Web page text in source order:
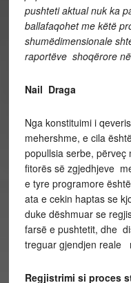
pushteti aktual nuk ka
ballafaqohet me këtë
shumëdimensionale
raportëve shoqërore
Nail Draga
Nga konstituimi i
mehershme, e cila
popullsia serbe, përveç
fitorës së zgjedhjeve
e tyre programore
ata e cekin haptas se
duke dëshmuar se
farsë e pushtetit, dhe
treguar gjendjen reale
Regjistrimi si proces